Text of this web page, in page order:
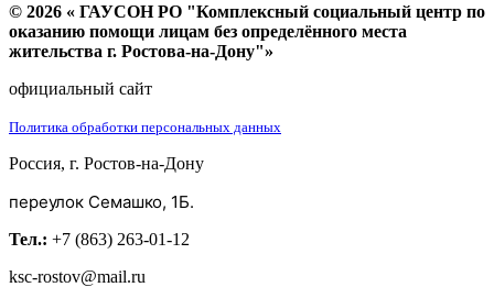
© 2026 « ГАУСОН РО "Комплексный социальный центр по
оказанию помощи лицам без определённого места
жительства г. Ростова-на-Дону"»
официальный сайт
Политика обработки персональных данных
Россия, г. Ростов-на-Дону
переулок Семашко, 1Б.
Тел.: +7 (863) 263-01-12
ksc-rostov@mail.ru